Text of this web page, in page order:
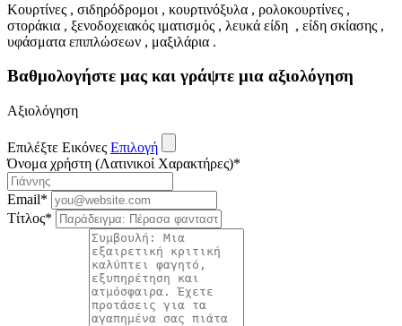
Κουρτίνες , σιδηρόδρομοι , κουρτινόξυλα , ρολοκουρτίνες ,
στοράκια , ξενοδοχειακός ιματισμός , λευκά είδη , είδη σκίασης ,
υφάσματα επιπλώσεων , μαξιλάρια .
Βαθμολογήστε μας και γράψτε μια αξιολόγηση
Αξιολόγηση
Επιλέξτε Εικόνες Επιλογή
Όνομα χρήστη (Λατινικοί Χαρακτήρες)*
Email*
Τίτλος*